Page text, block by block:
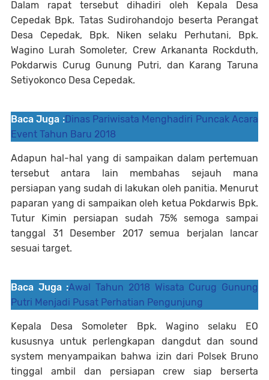
Dalam rapat tersebut dihadiri oleh Kepala Desa
Cepedak Bpk. Tatas Sudirohandojo beserta Perangat
Desa Cepedak, Bpk. Niken selaku Perhutani, Bpk.
Wagino Lurah Somoleter, Crew Arkananta Rockduth,
Pokdarwis Curug Gunung Putri, dan Karang Taruna
Setiyokonco Desa Cepedak.
Baca Juga :Dinas Pariwisata Menghadiri Puncak Acara
Event Tahun Baru 2018
Adapun hal-hal yang di sampaikan dalam pertemuan
tersebut antara lain membahas sejauh mana
persiapan yang sudah di lakukan oleh panitia. Menurut
paparan yang di sampaikan oleh ketua Pokdarwis Bpk.
Tutur Kimin persiapan sudah 75% semoga sampai
tanggal 31 Desember 2017 semua berjalan lancar
sesuai target.
Baca Juga :Awal Tahun 2018 Wisata Curug Gunung
Putri Menjadi Pusat Perhatian Pengunjung
Kepala Desa Somoleter Bpk. Wagino selaku EO
kususnya untuk perlengkapan dangdut dan sound
system menyampaikan bahwa izin dari Polsek Bruno
tinggal ambil dan persiapan crew siap berserta